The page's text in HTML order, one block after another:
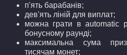
п'ять барабанів;
дев'ять ліній для виплат;
можна грати в automatic
бонусному раунді;
максимальна сума
тисячам монет;